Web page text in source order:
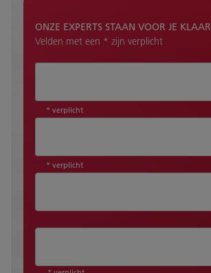
ONZE EXPERTS STAAN VOOR JE KLAAR
Velden met een * zijn verplicht
* verplicht
* verplicht